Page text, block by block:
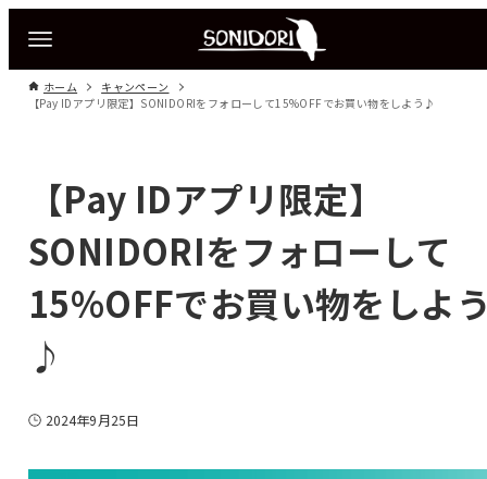
ホーム
キャンペーン
【Pay IDアプリ限定】SONIDORIをフォローして15%OFFでお買い物をしよう♪
【Pay IDアプリ限定】
SONIDORIをフォローして
15%OFFでお買い物をしよ
♪
2024年9月25日